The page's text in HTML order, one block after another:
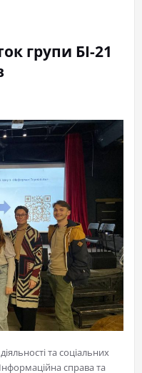
групи БІ-21
та соціальних
справа та